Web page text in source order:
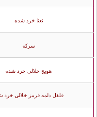
نعنا خرد شده
سرکه
هویج خلالی خرد شده
فلفل دلمه قرمز خلالی خرد